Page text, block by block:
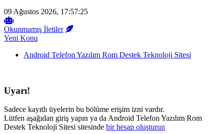
09 Ağustos 2026, 17:57:25
Okunmamış İletiler
Yeni Konu
Android Telefon Yazılım Rom Destek Teknoloji Sitesi
Uyarı!
Sadece kayıtlı üyelerin bu bölüme erişim izni vardır.
Lütfen aşağıdan giriş yapın ya da Android Telefon Yazılım Rom
Destek Teknoloji Sitesi sitesinde bir hesap oluşturun